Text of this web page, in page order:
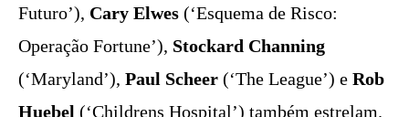
Futuro’), Cary Elwes (‘Esquema de Risco:
Operação Fortune’), Stockard Channing
(‘Maryland’), Paul Scheer (‘The League’) e Rob
Huebel (‘Childrens Hospital’) também estrelam.